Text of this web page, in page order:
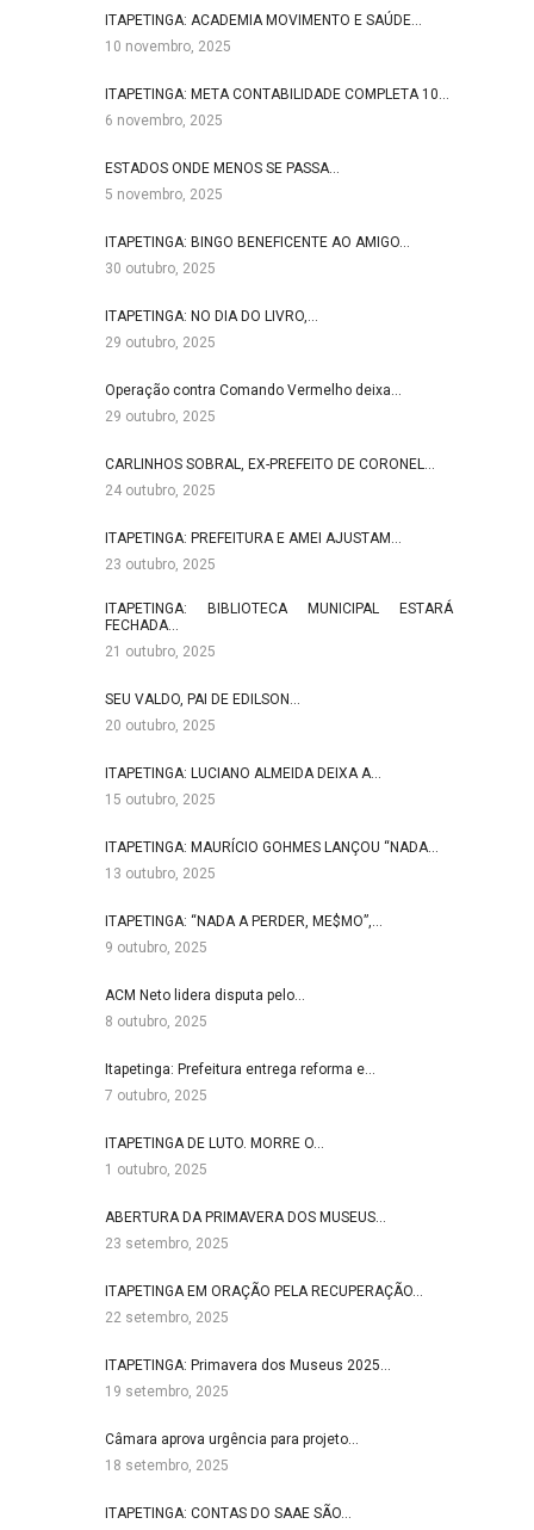
ITAPETINGA: ACADEMIA MOVIMENTO E SAÚDE…
10 novembro, 2025
ITAPETINGA: META CONTABILIDADE COMPLETA 10…
6 novembro, 2025
ESTADOS ONDE MENOS SE PASSA…
5 novembro, 2025
ITAPETINGA: BINGO BENEFICENTE AO AMIGO…
30 outubro, 2025
ITAPETINGA: NO DIA DO LIVRO,…
29 outubro, 2025
Operação contra Comando Vermelho deixa…
29 outubro, 2025
CARLINHOS SOBRAL, EX-PREFEITO DE CORONEL…
24 outubro, 2025
ITAPETINGA: PREFEITURA E AMEI AJUSTAM…
23 outubro, 2025
ITAPETINGA: BIBLIOTECA MUNICIPAL ESTARÁ
FECHADA…
21 outubro, 2025
SEU VALDO, PAI DE EDILSON…
20 outubro, 2025
ITAPETINGA: LUCIANO ALMEIDA DEIXA A…
15 outubro, 2025
ITAPETINGA: MAURÍCIO GOHMES LANÇOU “NADA…
13 outubro, 2025
ITAPETINGA: “NADA A PERDER, ME$MO”,…
9 outubro, 2025
ACM Neto lidera disputa pelo…
8 outubro, 2025
Itapetinga: Prefeitura entrega reforma e…
7 outubro, 2025
ITAPETINGA DE LUTO. MORRE O…
1 outubro, 2025
ABERTURA DA PRIMAVERA DOS MUSEUS…
23 setembro, 2025
ITAPETINGA EM ORAÇÃO PELA RECUPERAÇÃO…
22 setembro, 2025
ITAPETINGA: Primavera dos Museus 2025…
19 setembro, 2025
Câmara aprova urgência para projeto…
18 setembro, 2025
ITAPETINGA: CONTAS DO SAAE SÃO…